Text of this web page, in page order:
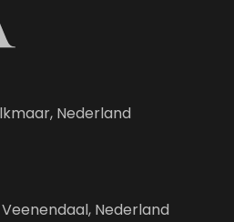
Nederland
Nederland